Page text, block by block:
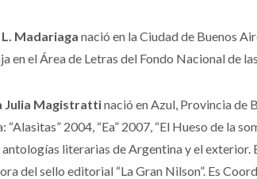
Madariaga nació en la Ciudad de Buenos
en el Área de Letras del Fondo Nacional de
Julia Magistrattinació en Azul, Provincia de
“Alasitas” 2004, “Ea” 2007, “El Hueso de la
literarias de Argentina y el exterior.
del sello editorial “La Gran Nilson”. Es